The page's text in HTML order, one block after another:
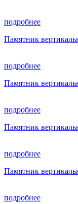
подробнее
Памятник
подробнее
Памятник
подробнее
Памятник
подробнее
Памятник
подробнее